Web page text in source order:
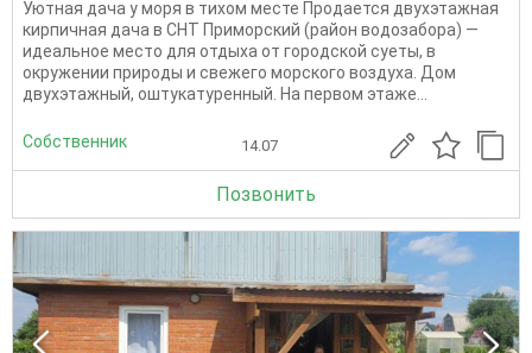
Уютная дача у моря в тихом месте Продается двухэтажная
кирпичная дача в СНТ Приморский (район водозабора) —
идеальное место для отдыха от городской суеты, в
окружении природы и свежего морского воздуха. Дом
двухэтажный, оштукатуренный. На первом этаже...
Собственник 14.07
Позвонить